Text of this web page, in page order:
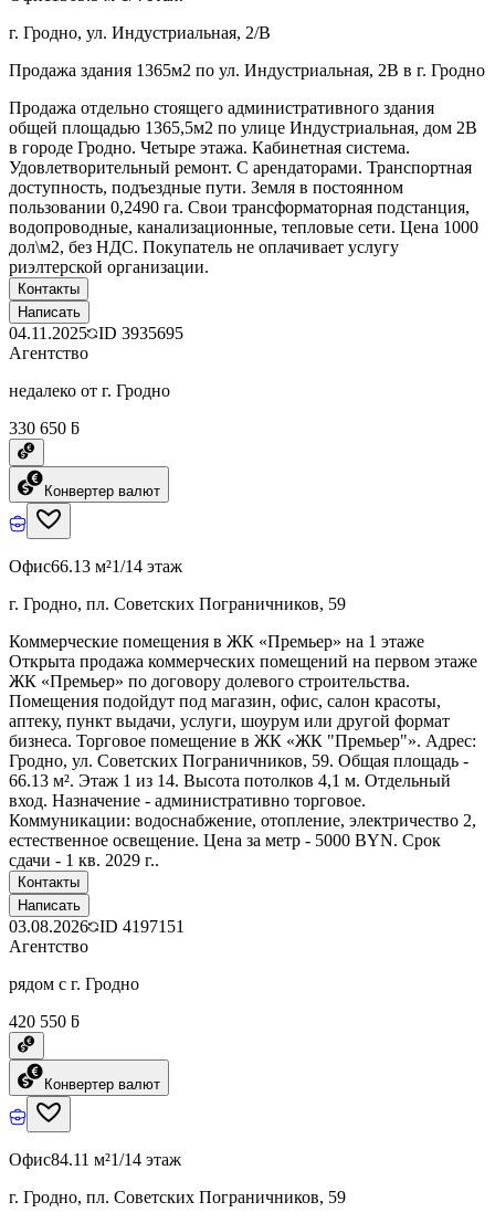
г. Гродно, ул. Индустриальная, 2/В
Продажа здания 1365м2 по ул. Индустриальная, 2В в г. Гродно
Продажа отдельно стоящего административного здания
общей площадью 1365,5м2 по улице Индустриальная, дом 2В
в городе Гродно. Четыре этажа. Кабинетная система.
Удовлетворительный ремонт. С арендаторами. Транспортная
доступность, подъездные пути. Земля в постоянном
пользовании 0,2490 га. Свои трансформаторная подстанция,
водопроводные, канализационные, тепловые сети. Цена 1000
дол\м2, без НДС. Покупатель не оплачивает услугу
риэлтерской организации.
Контакты
Написать
04.11.2025 ID 3935695
Агентство
недалеко от г. Гродно
330 650 ƃ
Конвертер валют
Офис66.13 м²1/14 этаж
г. Гродно, пл. Советских Пограничников, 59
Коммерческие помещения в ЖК «Премьер» на 1 этаже
Открыта продажа коммерческих помещений на первом этаже
ЖК «Премьер» по договору долевого строительства.
Помещения подойдут под магазин, офис, салон красоты,
аптеку, пункт выдачи, услуги, шоурум или другой формат
бизнеса. Торговое помещение в ЖК «ЖК "Премьер"». Адрес:
Гродно, ул. Советских Пограничников, 59. Общая площадь -
66.13 м². Этаж 1 из 14. Высота потолков 4,1 м. Отдельный
вход. Назначение - административно торговое.
Коммуникации: водоснабжение, отопление, электричество 2,
естественное освещение. Цена за метр - 5000 BYN. Срок
сдачи - 1 кв. 2029 г..
Контакты
Написать
03.08.2026 ID 4197151
Агентство
рядом с г. Гродно
420 550 ƃ
Конвертер валют
Офис84.11 м²1/14 этаж
г. Гродно, пл. Советских Пограничников, 59